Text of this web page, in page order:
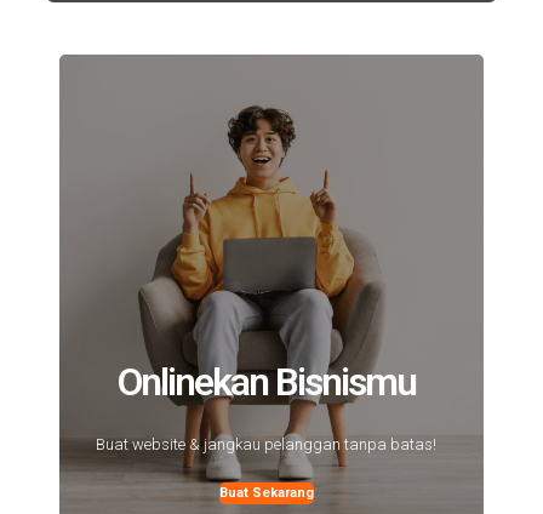
Onlinekan Bisnismu
Buat website & jangkau pelanggan tanpa batas!
Buat Sekarang